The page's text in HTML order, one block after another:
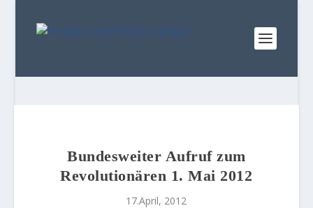
Bundesweiter Aufruf zum
Revolutionären 1. Mai 2012
17.April, 2012